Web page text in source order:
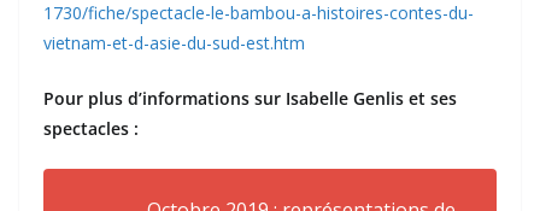
1730/fiche/spectacle-le-bambou-a-histoires-contes-du-
vietnam-et-d-asie-du-sud-est.htm
Pour plus d’informations sur Isabelle Genlis et ses
spectacles :